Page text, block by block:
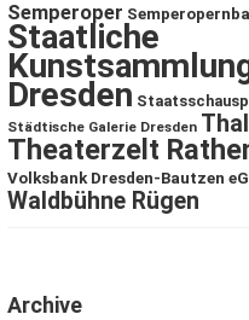
Semperoper
Staatliche
Dresden
Städtische Galerie Dresden
Theaterzelt
Volksbank Dresden-Bautzen eG
Waldbühne Rügen
Archive